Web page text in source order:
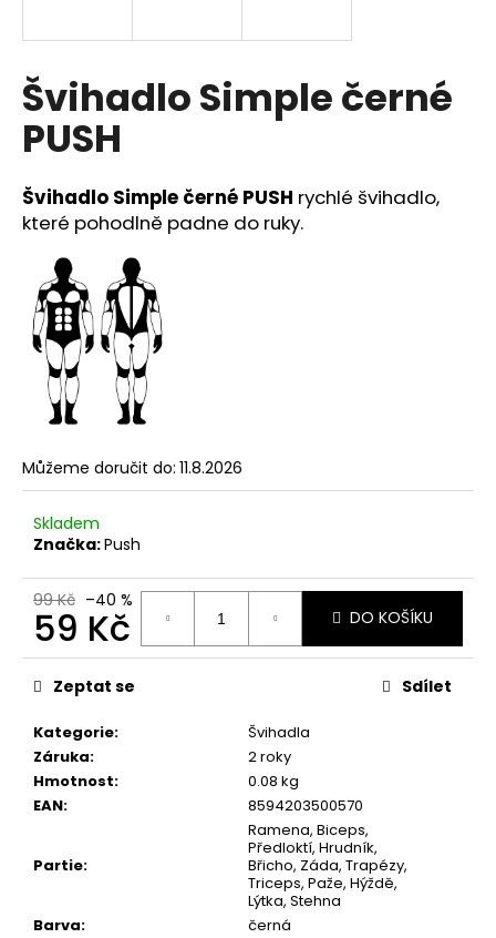
Švihadlo Simple černé
PUSH
Švihadlo Simple černé PUSH rychlé švihadlo,
které pohodlně padne do ruky.
Můžeme doručit do: 11.8.2026
Skladem
Značka:Push
99 Kč –40 %
59 Kč
Měrná
cena:
DO KOŠÍKU
Kategorie:
Švihadla
Záruka:
2 roky
Hmotnost:
0.08 kg
EAN: 8594203500570
Partie:
Ramena, Biceps,
Předloktí, Hrudník,
Břicho, Záda, Trapézy,
Triceps, Paže, Hýždě,
Lýtka, Stehna
Barva:
černá
Zeptat se Sdílet
í
t
?
D
u
č
u
e
m
HRAZDA
DVEŘÍ
PUSH
ELEMENT
790
Kč